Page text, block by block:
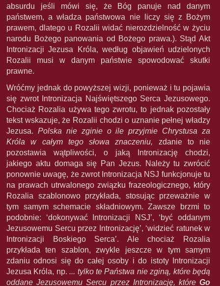
absurdu jeśli mówi się, że Bóg panuje nad danym
państwem, a władza państwowa nie liczy się z Bożym
prawem, dlatego u Rozalii widać nierozdzielność w życiu
narodu Bożego panowania od Bożego prawa.). Stąd Akt
Intronizacji Jezusa Króla, według objawień udzielonych
Rozalii musi w danym państwie spowodować skutki
prawne.
Wróćmy jednak do powyższej wizji, ponieważ i tu pojawia
się zwrot Intronizacja Najświętszego Serca Jezusowego.
Chociaż Rozalia używa tego zwrotu, to jednak pozostały
tekst wskazuje, że Rozalii chodzi o uznanie pełnej władzy
Jezusa. Polska nie zginie o ile przyjmie Chrystusa za
Króla w całym tego słowa znaczeniu, zdanie to nie
pozostawia wątpliwości, o jaką Intronizację chodzi,
jakiego aktu domaga się Pan Jezus. Należy tu zwrócić
ponownie uwagę, że zwrot Intronizacja NSJ funkcjonuje tu
na prawach utrwalonego związku frazeologicznego, który
Rozalia szablonowo przykłada, stosując przeważnie w
tym samym schemacie składniowym. Zawsze brzmi to
podobnie: ‘dokonywać Intronizacji NSJ’, ‘być oddanym
Jezusowemu Sercu przez Intronizację’, ‘widzieć ratunek w
Intronizacji Boskiego Serca’. Ale chociaż Rozalia
przykłada ten szablon, zwykle jeszcze w tym samym
zdaniu odnosi się do całej osoby i do istoty Intronizacji
Jezusa Króla, np.... tylko te Państwa nie zginą, które będą
oddane Jezusowemu Sercu przez Intronizację, które Go